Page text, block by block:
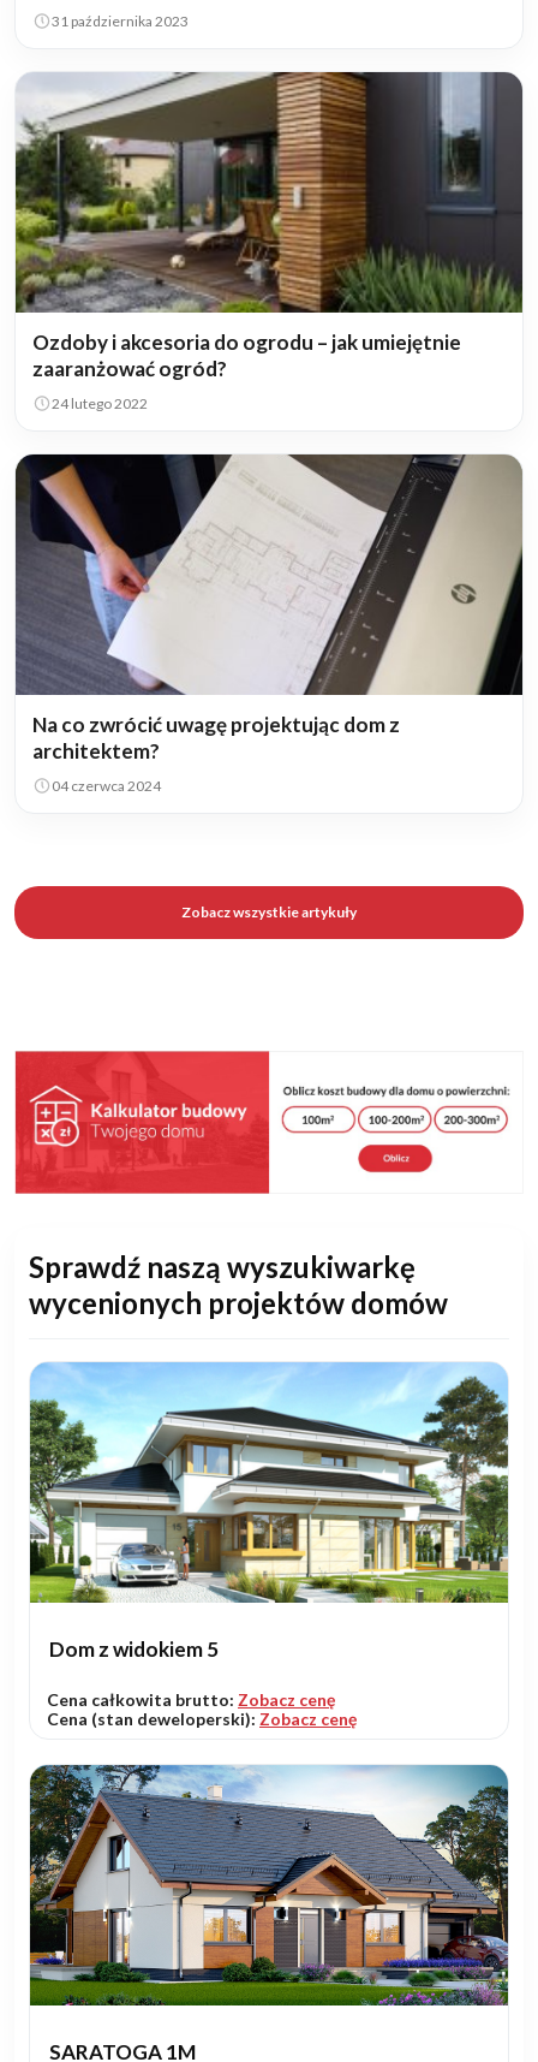
31 października 2023
Ozdoby i akcesoria do ogrodu – jak umiejętnie
zaaranżować ogród?
24 lutego 2022
Na co zwrócić uwagę projektując dom z
architektem?
04 czerwca 2024
Zobacz wszystkie artykuły
Sprawdź naszą wyszukiwarkę
wycenionych projektów domów
Dom z widokiem 5
Cena całkowita brutto: Zobacz cenę
Cena (stan deweloperski): Zobacz cenę
SARATOGA 1M